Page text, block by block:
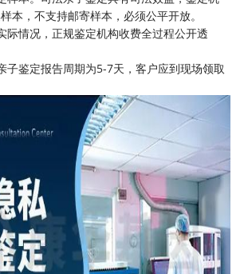
本，不支持邮寄样本，必须公平开放。
际情况，正规鉴定机构收费全过程公开透
子鉴定报告周期为5-7天，客户应到现场领取